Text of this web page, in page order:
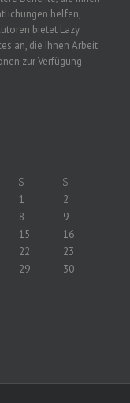
helfen,
bietet Lazy
an, die Ihnen Arbeit
zur Verfügung
S S
1
2
8
9
15
16
22
23
29
30